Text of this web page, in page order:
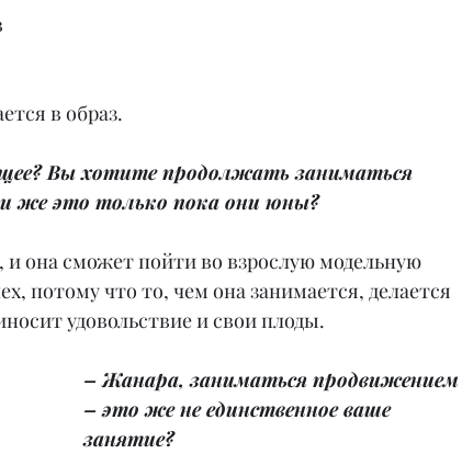
в образ.
Вы хотите продолжать заниматься
же это только пока они юны?
и она сможет пойти во взрослую модельную
потому что то, чем она занимается, делается
удовольствие и свои плоды.
– Жанара, заниматься продвижением
– это же не единственное ваше
занятие?